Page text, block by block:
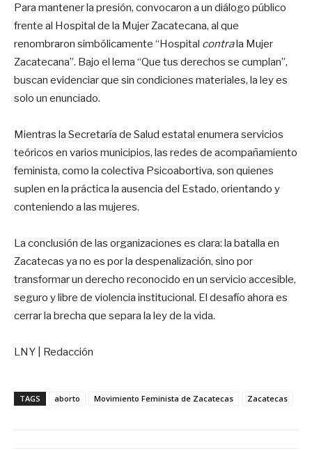
Para mantener la presión, convocaron a un diálogo público
frente al Hospital de la Mujer Zacatecana, al que
renombraron simbólicamente “Hospital contrala Mujer
Zacatecana”. Bajo el lema “Que tus derechos se cumplan”,
buscan evidenciar que sin condiciones materiales, la ley es
solo un enunciado.
Mientras la Secretaría de Salud estatal enumera servicios
teóricos en varios municipios, las redes de acompañamiento
feminista, como la colectiva Psicoabortiva, son quienes
suplen en la práctica la ausencia del Estado, orientando y
conteniendo a las mujeres.
La conclusión de las organizaciones es clara: la batalla en
Zacatecas ya no es por la despenalización, sino por
transformar un derecho reconocido en un servicio accesible,
seguro y libre de violencia institucional. El desafío ahora es
cerrar la brecha que separa la ley de la vida.
LNY | Redacción
TAGS aborto Movimiento Feminista de Zacatecas Zacatecas